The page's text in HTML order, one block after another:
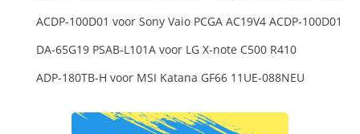
ACDP-100D01 voor Sony Vaio PCGA AC19V4 ACDP-100D01
DA-65G19 PSAB-L101A voor LG X-note C500 R410
ADP-180TB-H voor MSI Katana GF66 11UE-088NEU